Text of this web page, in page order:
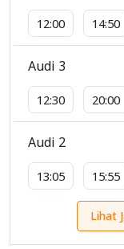
12:00 14:50
Audi 3
12:30 20:00
Audi 2
13:05 15:55
Lihat